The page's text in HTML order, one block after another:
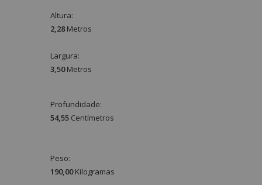
Altura:
2,28 Metros
Largura:
3,50 Metros
Profundidade:
54,55 Centímetros
Peso:
190,00 Kilogramas